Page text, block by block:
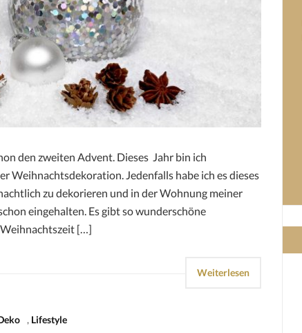
den zweiten Advent. Dieses Jahr bin ich
Weihnachtsdekoration. Jedenfalls habe ich es dieses
zu dekorieren und in der Wohnung meiner
eingehalten. Es gibt so wunderschöne
[…]
Weiterlesen
, Lifestyle